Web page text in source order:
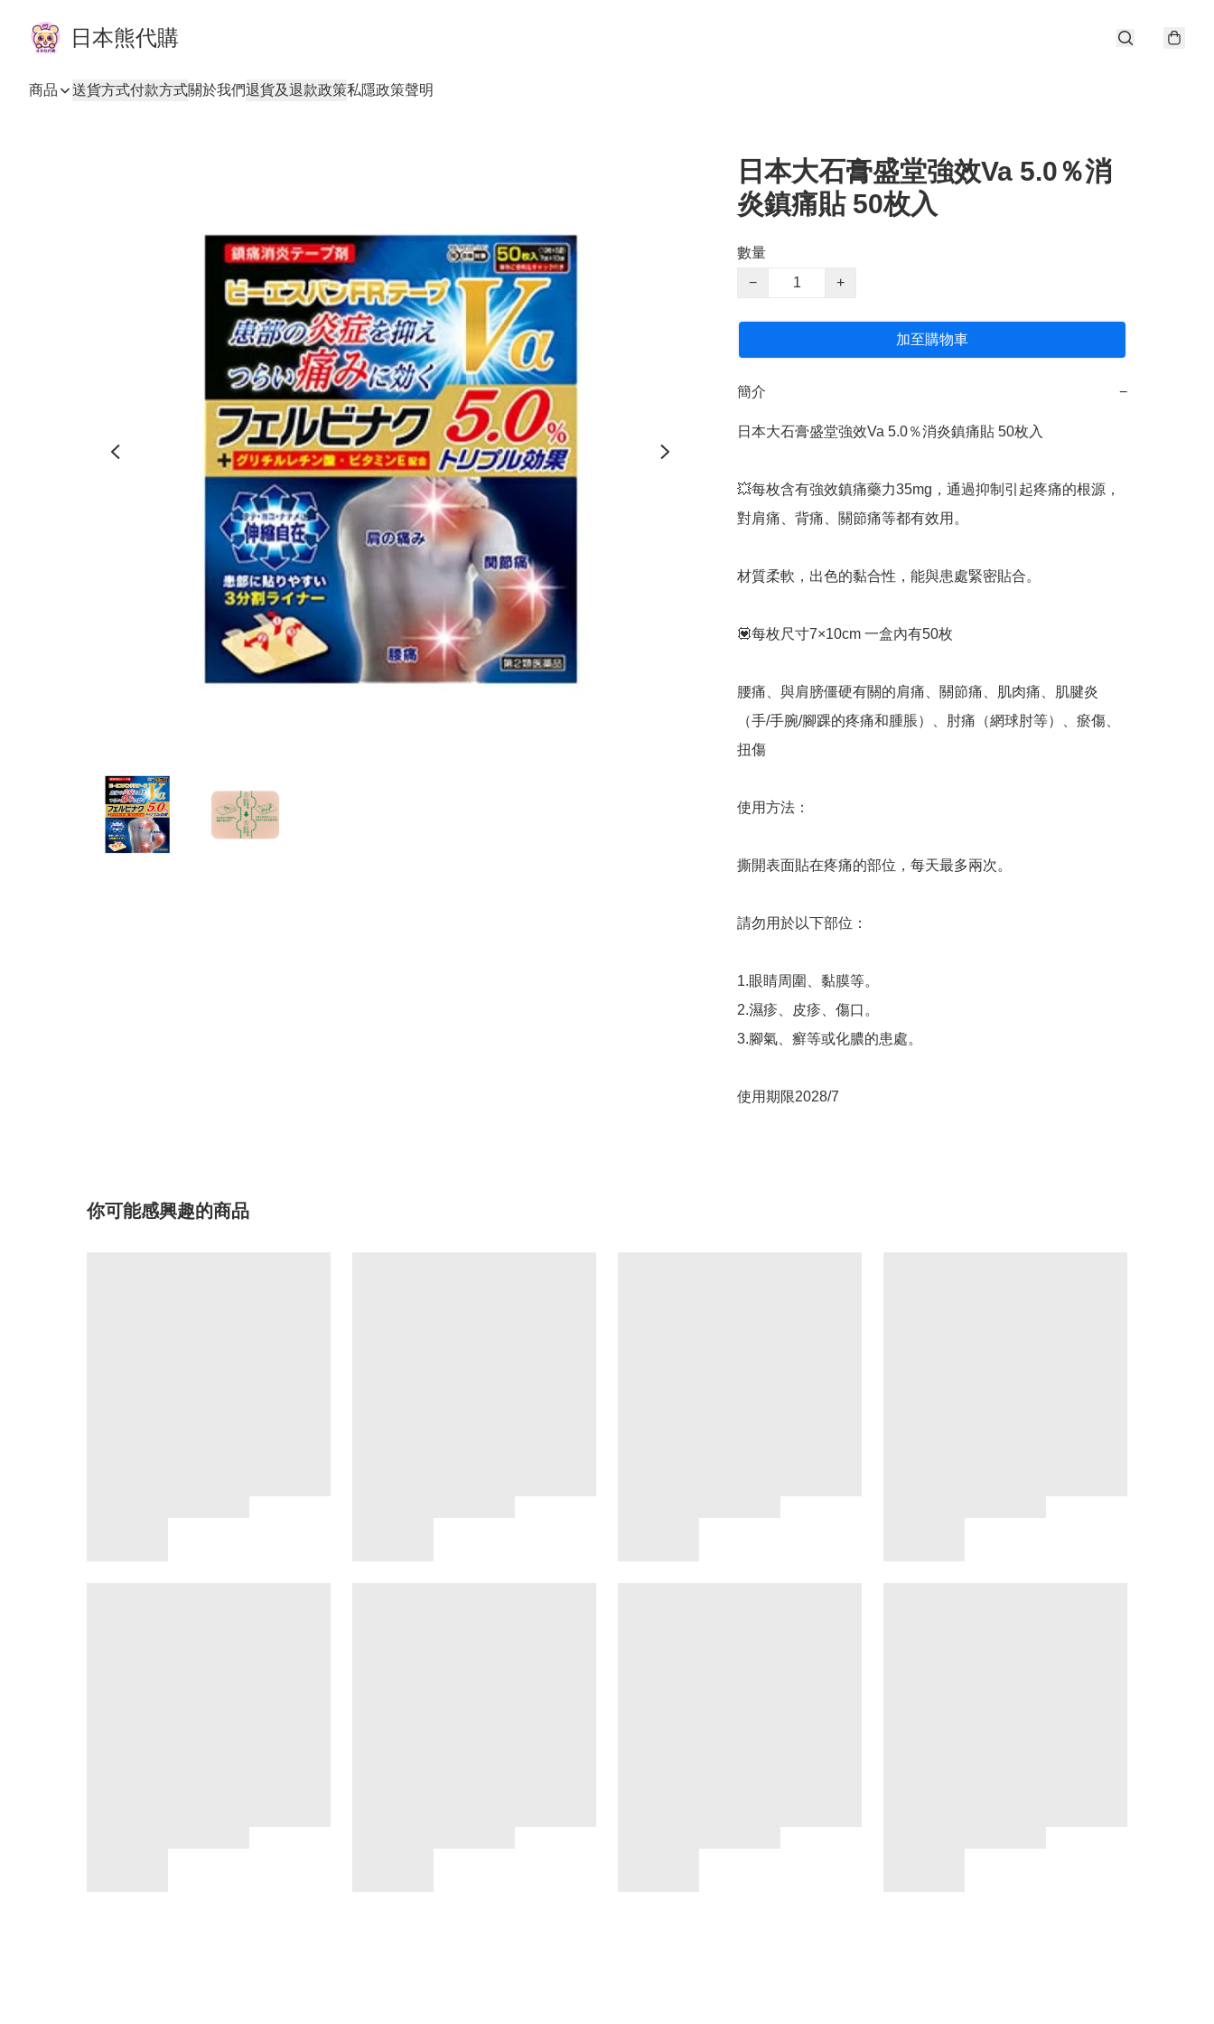
日本熊代購
商品 送貨方式付款方式關於我們退貨及退款政策私隱政策聲明
日本大石膏盛堂強效Va 5.0％消
炎鎮痛貼 50枚入
數量
−
+
加至購物車
簡介 −
日本大石膏盛堂強效Va 5.0％消炎鎮痛貼 50枚入
💥每枚含有強效鎮痛藥力35mg，通過抑制引起疼痛的根源，
對肩痛、背痛、關節痛等都有效用。
材質柔軟，出色的黏合性，能與患處緊密貼合。
💟每枚尺寸7×10cm 一盒內有50枚
腰痛、與肩膀僵硬有關的肩痛、關節痛、肌肉痛、肌腱炎
（手/手腕/腳踝的疼痛和腫脹）、肘痛（網球肘等）、瘀傷、
扭傷
使用方法：
撕開表面貼在疼痛的部位，每天最多兩次。
​請勿用於以下部位：
1.眼睛周圍、黏膜等。
2.濕疹、皮疹、傷口。
3.腳氣、癬等或化膿的患處。
你可能感興趣的商品